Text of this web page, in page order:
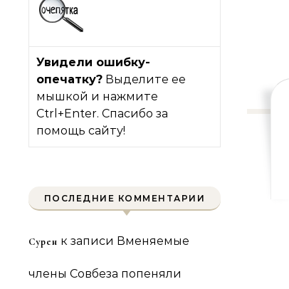
Увидели ошибку-
опечатку? Выделите ее
мышкой и нажмите
Ctrl+Enter. Спасибо за
помощь сайту!
ПОСЛЕДНИЕ КОММЕНТАРИИ
Сурен к записи Вменяемые
члены Совбеза попеняли